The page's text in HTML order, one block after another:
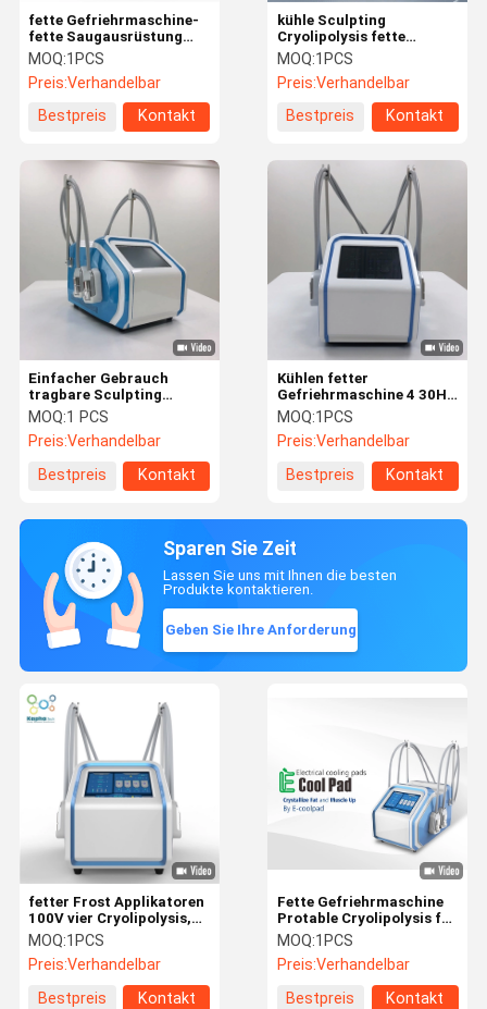
fette Gefriehrmaschine-
fette Saugausrüstung
100mm Hand-
Cryolipolysis
MOQ:1PCS
Preis:Verhandelbar
Bestpreis
Kontakt
kühle Sculpting
Cryolipolysis fette
Gefriehrmaschine 80Kpa
MOQ:1PCS
Preis:Verhandelbar
Bestpreis
Kontakt
Einfacher Gebrauch
tragbare Sculpting
Maschine EMS, fette
Gefrierausrüstung für die
Körper-Formung
MOQ:1 PCS
Preis:Verhandelbar
Bestpreis
Kontakt
Kühlen fetter
Gefriehrmaschine 4 30HZ
Cryolipolysis kühler
Auflagen-Griff PCS das
Abnehmen ab
MOQ:1PCS
Preis:Verhandelbar
Bestpreis
Kontakt
Sparen Sie Zeit
Lassen Sie uns mit Ihnen die besten
Produkte kontaktieren.
Geben Sie Ihre Anforderung
Fette Gefriehrmaschine
Protable Cryolipolysis für
Cryo-Körper, der
Hauptgebrauch abnimmt
MOQ:1PCS
Preis:Verhandelbar
Bestpreis
Kontakt
fetter Frost Applikatoren
100V vier Cryolipolysis,
der Maschine abnimmt
MOQ:1PCS
Preis:Verhandelbar
Bestpreis
Kontakt